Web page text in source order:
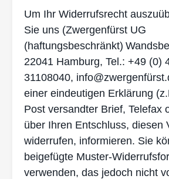
Um Ihr Widerrufsrecht
Sie uns (Zwergenfürst UG
(haftungsbeschränkt)
22041 Hamburg, Tel.: +49 (0)
31108040,
einer eindeutigen Erklärung
Post versandter Brief, Telefax
über Ihren Entschluss, diesen
widerrufen, informieren. Sie
beigefügte Muster-
verwenden, das jedoch nicht